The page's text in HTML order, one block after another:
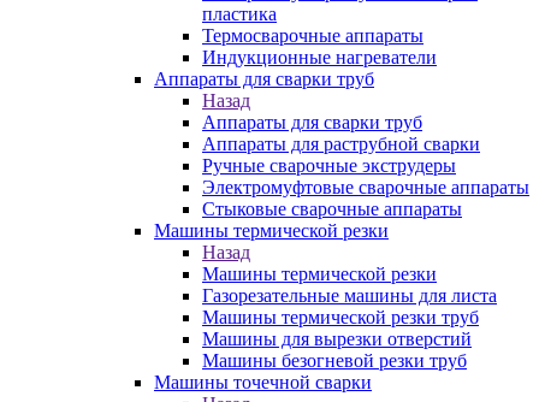
пластика
Термосварочные аппараты
Индукционные нагреватели
Аппараты для сварки труб
Назад
Аппараты для сварки труб
Аппараты для раструбной сварки
Ручные сварочные экструдеры
Электромуфтовые сварочные аппараты
Стыковые сварочные аппараты
Машины термической резки
Назад
Машины термической резки
Газорезательные машины для листа
Машины термической резки труб
Машины для вырезки отверстий
Машины безогневой резки труб
Машины точечной сварки